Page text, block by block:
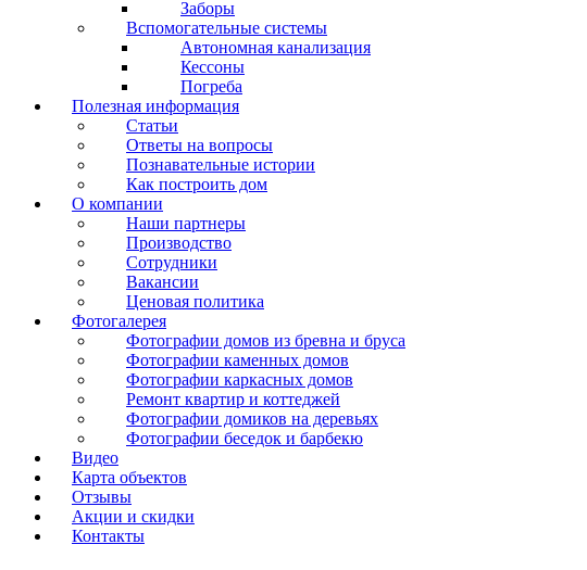
Заборы
Вспомогательные системы
Автономная канализация
Кессоны
Погреба
Полезная информация
Статьи
Ответы на вопросы
Познавательные истории
Как построить дом
О компании
Наши партнеры
Производство
Сотрудники
Вакансии
Ценовая политика
Фотогалерея
Фотографии домов из бревна и бруса
Фотографии каменных домов
Фотографии каркасных домов
Ремонт квартир и коттеджей
Фотографии домиков на деревьях
Фотографии беседок и барбекю
Видео
Карта объектов
Отзывы
Акции и скидки
Контакты